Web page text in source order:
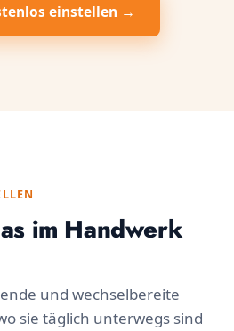
einstellen →
im Handwerk
und wechselbereite
sie täglich unterwegs sind